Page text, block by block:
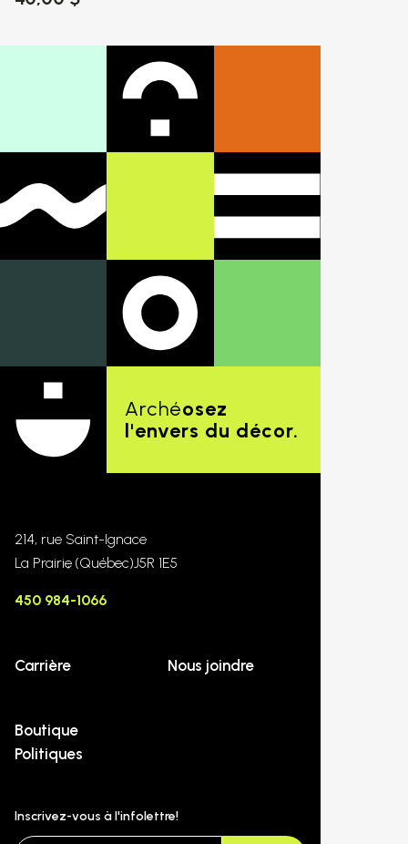
Archéosez
l'envers du décor.
214, rue Saint-Ignace
La Prairie (Québec)J5R 1E5
450 984-1066
Carrière Nous joindre
Boutique
Politiques
Inscrivez-vous à l'infolettre!